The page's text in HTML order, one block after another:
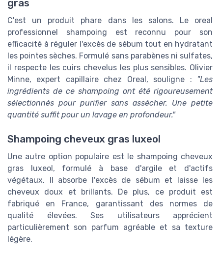
gras
C'est un produit phare dans les salons. Le oreal
professionnel shampoing est reconnu pour son
efficacité à réguler l'excès de sébum tout en hydratant
les pointes sèches. Formulé sans parabènes ni sulfates,
il respecte les cuirs chevelus les plus sensibles. Olivier
Minne, expert capillaire chez Oreal, souligne :
"Les
ingrédients de ce shampoing ont été rigoureusement
sélectionnés pour purifier sans assécher. Une petite
quantité suffit pour un lavage en profondeur."
Shampoing cheveux gras luxeol
Une autre option populaire est le shampoing cheveux
gras luxeol, formulé à base d'argile et d'actifs
végétaux. Il absorbe l'excès de sébum et laisse les
cheveux doux et brillants. De plus, ce produit est
fabriqué en France, garantissant des normes de
qualité élevées. Ses utilisateurs apprécient
particulièrement son parfum agréable et sa texture
légère.